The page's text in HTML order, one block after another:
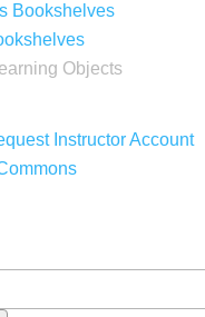
Bookshelves
Objects
Instructor Account